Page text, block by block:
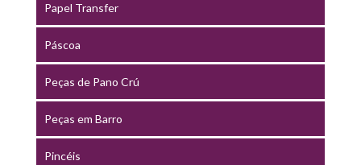
Papel Transfer
Páscoa
Peças de Pano Crú
Peças em Barro
Pincéis